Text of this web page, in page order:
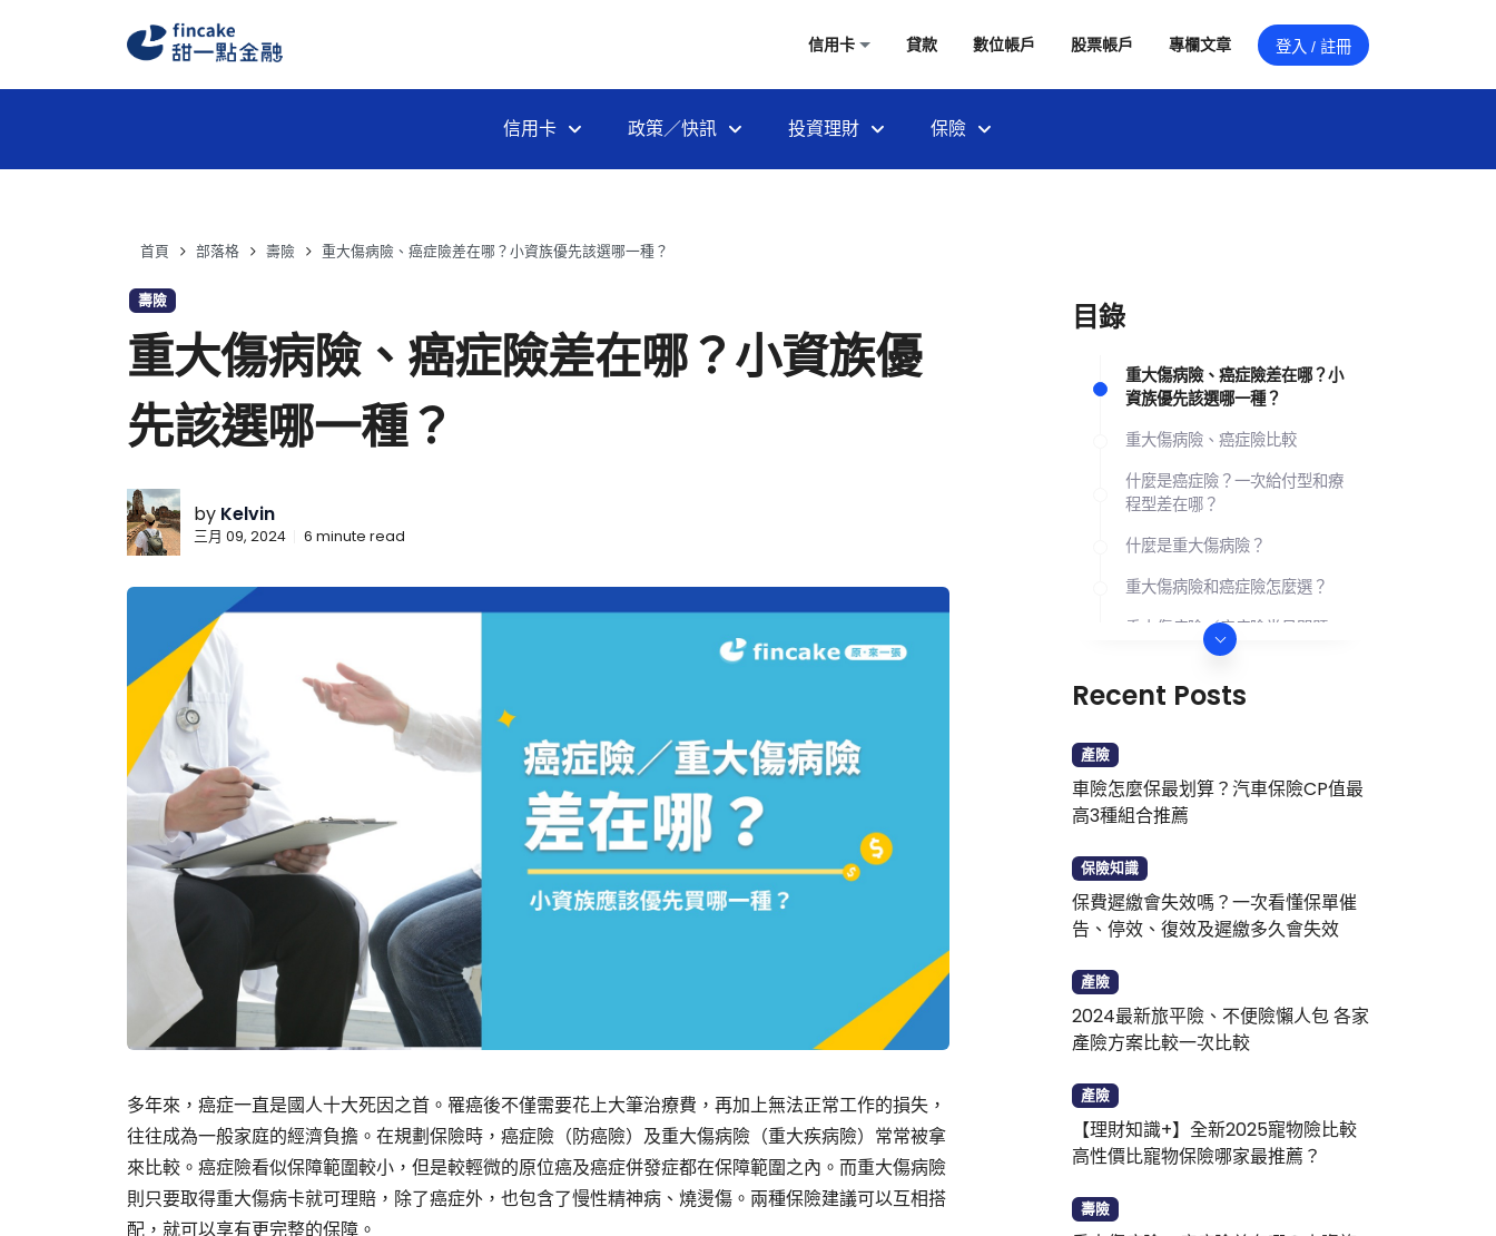
信用卡 貸款 數位帳戶 股票帳戶 專欄文章 登入 / 註冊
信用卡 政策／快訊 投資理財 保險
首頁 部落格 壽險 重大傷病險、癌症險差在哪？小資族優先該選哪一種？
壽險
重大傷病險、癌症險差在哪？小資族優
先該選哪一種？
by Kelvin
三月 09, 2024 6 minute read
多年來，癌症一直是國人十大死因之首。罹癌後不僅需要花上大筆治療費，再加上無法正常工作的損失，
往往成為一般家庭的經濟負擔。在規劃保險時，癌症險（防癌險）及重大傷病險（重大疾病險）常常被拿
來比較。癌症險看似保障範圍較小，但是較輕微的原位癌及癌症併發症都在保障範圍之內。而重大傷病險
則只要取得重大傷病卡就可理賠，除了癌症外，也包含了慢性精神病、燒燙傷。兩種保險建議可以互相搭
配，就可以享有更完整的保障。
目錄
重大傷病險、癌症險差在哪？小
資族優先該選哪一種？
重大傷病險、癌症險比較
什麼是癌症險？一次給付型和療
程型差在哪？
什麼是重大傷病險？
重大傷病險和癌症險怎麼選？
重大傷病險／癌症險常見問題
Recent Posts
產險
車險怎麼保最划算？汽車保險CP值最
高3種組合推薦
保險知識
保費遲繳會失效嗎？一次看懂保單催
告、停效、復效及遲繳多久會失效
產險
2024最新旅平險、不便險懶人包 各家
產險方案比較一次比較
產險
【理財知識+】全新2025寵物險比較
高性價比寵物保險哪家最推薦？
壽險